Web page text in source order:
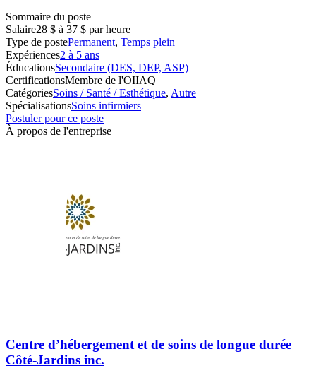
Sommaire du poste
Salaire28 $ à 37 $ par heure
Type de postePermanent, Temps plein
Expériences2 à 5 ans
ÉducationsSecondaire (DES, DEP, ASP)
CertificationsMembre de l'OIIAQ
CatégoriesSoins / Santé / Esthétique, Autre
SpécialisationsSoins infirmiers
Postuler pour ce poste
À propos de l'entreprise
Centre d’hébergement et de soins de longue durée
Côté-Jardins inc.